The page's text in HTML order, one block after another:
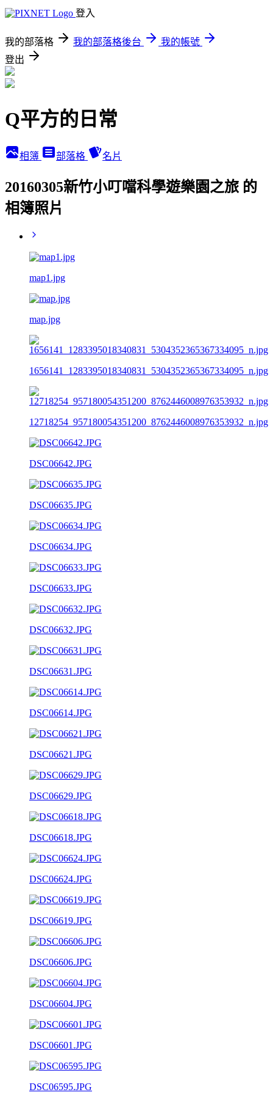
登入
我的部落格 我的部落格後台
我的帳號
登出
Q平方的日常
相簿 部落格 名片
20160305新竹小叮噹科學遊樂園之旅 的
相簿照片
map1.jpg
map.jpg
1656141_1283395018340831_5304352365367334095_n.jpg
12718254_957180054351200_8762446008976353932_n.jpg
DSC06642.JPG
DSC06635.JPG
DSC06634.JPG
DSC06633.JPG
DSC06632.JPG
DSC06631.JPG
DSC06614.JPG
DSC06621.JPG
DSC06629.JPG
DSC06618.JPG
DSC06624.JPG
DSC06619.JPG
DSC06606.JPG
DSC06604.JPG
DSC06601.JPG
DSC06595.JPG